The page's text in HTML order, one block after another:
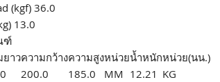
(kgf) 36.0
13.0
ฑ์
ยาวความกว้างความสูงหน่วยน้ำหนักหน่วย(นน.)
200.0 185.0 MM 12.21 KG